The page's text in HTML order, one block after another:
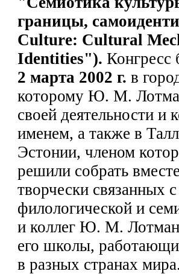
границы,
Culture: Cultural
Identities"). Конгресс
2 марта 2002 г. в
которому Ю. М.
своей деятельности и
именем, а также в
Эстонии, членом
решили собрать
творчески связанных
филологической и
и коллег Ю. М.
его школы,
в разных странах